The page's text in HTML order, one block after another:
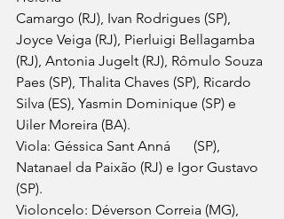
Camargo (RJ), Ivan Rodrigues (SP),
Joyce Veiga (RJ), Pierluigi Bellagamba
(RJ), Antonia Jugelt (RJ), Rômulo Souza
Paes (SP), Thalita Chaves (SP), Ricardo
Silva (ES), Yasmin Dominique (SP) e
Uiler Moreira (BA).
Viola: Géssica Sant Anná	(SP),
Natanael da Paixão (RJ) e Igor Gustavo
(SP).
Violoncelo: Déverson Correia (MG),